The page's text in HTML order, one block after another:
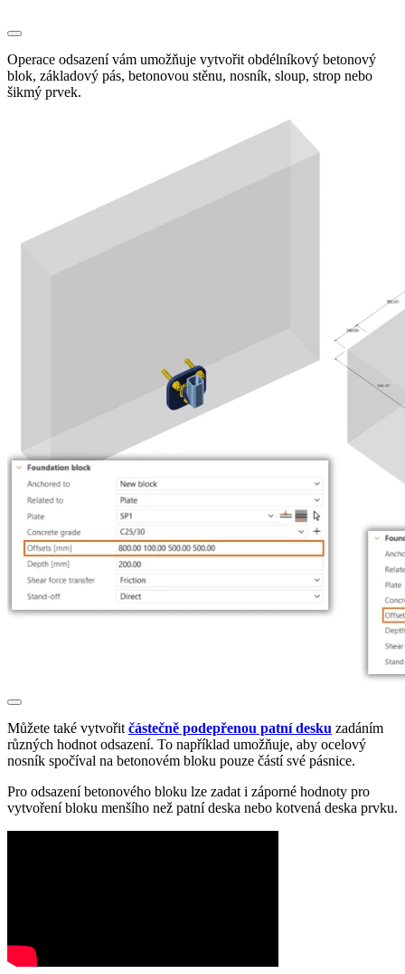
Operace odsazení vám umožňuje vytvořit obdélníkový betonový
blok, základový pás, betonovou stěnu, nosník, sloup, strop nebo
šikmý prvek.
Můžete také vytvořit částečně podepřenou patní desku zadáním
různých hodnot odsazení. To například umožňuje, aby ocelový
nosník spočíval na betonovém bloku pouze částí své pásnice.
Pro odsazení betonového bloku lze zadat i záporné hodnoty pro
vytvoření bloku menšího než patní deska nebo kotvená deska prvku.